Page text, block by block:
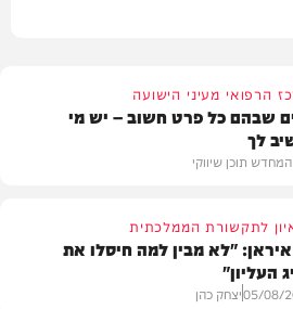
הרפואי מעיני הישועה
שבהם כל פרט חשוב – יש מי
לך
תוכן שיווקי
לתקשורת הממלכתית
"לא מבין למה חיסלו את
העליון"
05/08/יצחק כהן